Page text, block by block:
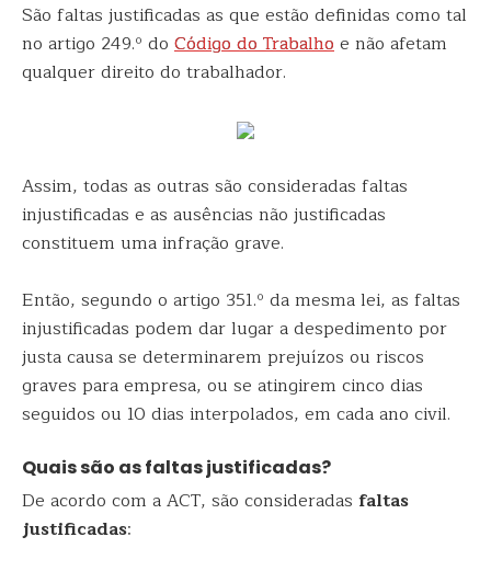
São faltas justificadas as que estão definidas como tal
no artigo 249.º do Código do Trabalhoe não afetam
qualquer direito do trabalhador.
Assim, todas as outras são consideradas faltas
injustificadas e as ausências não justificadas
constituem uma infração grave.
Então, segundo o artigo 351.º da mesma lei, as faltas
injustificadas podem dar lugar a despedimento por
justa causa se determinarem prejuízos ou riscos
graves para empresa, ou se atingirem cinco dias
seguidos ou 10 dias interpolados, em cada ano civil.
Quais são as faltas justificadas?
De acordo com a ACT, são consideradas faltas
justificadas: